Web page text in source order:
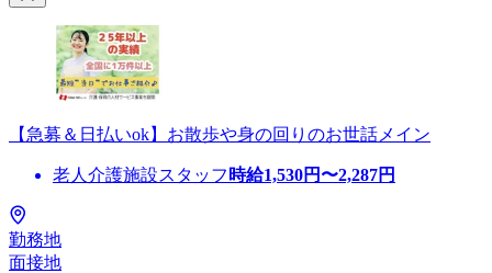
【急募＆日払いok】お散歩や身の回りのお世話メイン
老人介護施設スタッフ 時給1,530円〜2,287円
勤務地
面接地